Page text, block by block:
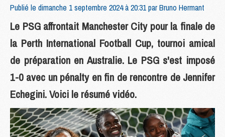
Publié le dimanche 1 septembre 2024 à 20:31 parBruno Hermant
Le PSG affrontait Manchester City pour la finale de
la Perth International Football Cup, tournoi amical
de préparation en Australie. Le PSG s'est imposé
1-0 avec un pénalty en fin de rencontre de Jennifer
Echegini. Voici le résumé vidéo.